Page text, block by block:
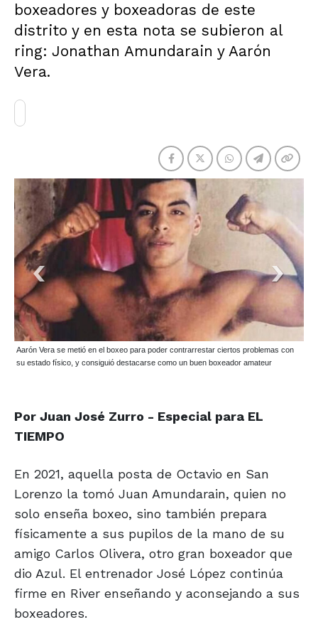
boxeadores y boxeadoras de este
distrito y en esta nota se subieron al
ring: Jonathan Amundarain y Aarón
Vera.
Aarón Vera se metió en el boxeo para poder contrarrestar ciertos problemas con
su estado físico, y consiguió destacarse como un buen boxeador amateur
Por Juan José Zurro - Especial para EL
TIEMPO
En 2021, aquella posta de Octavio en San
Lorenzo la tomó Juan Amundarain, quien no
solo enseña boxeo, sino también prepara
físicamente a sus pupilos de la mano de su
amigo Carlos Olivera, otro gran boxeador que
dio Azul. El entrenador José López continúa
firme en River enseñando y aconsejando a sus
boxeadores.